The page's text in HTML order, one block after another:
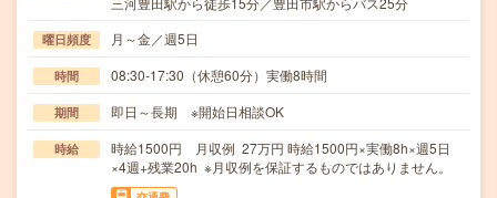
曜日頻度 月～金／週5日
時間 08:30-17:30（休憩60分）実働8時間
期間 即日～長期 ※開始日相談OK
時給
時給1500円 月収例 27万円 時給1500円×実働8h×週5日
×4週+残業20h ※月収例を保証するものではありません。